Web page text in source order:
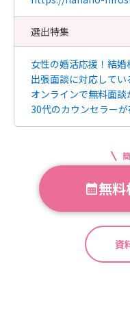
選出特集
女性の婚活応援！結婚
出張面談に対応して
オンラインで無料面
30代のカウンセラー
無
資